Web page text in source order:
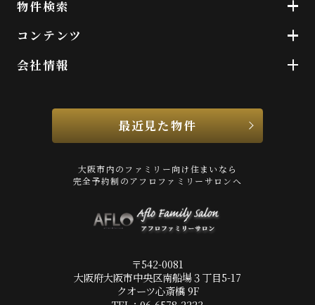
物件検索
コンテンツ
会社情報
最近見た物件
大阪市内のファミリー向け住まいなら
完全予約制のアフロファミリーサロンへ
〒542-0081
大阪府大阪市中央区南船場３丁目5-17
クオーツ心斎橋 9F